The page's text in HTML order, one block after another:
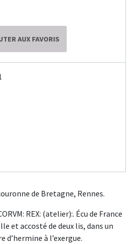
AUX FAVORIS
de Bretagne, Rennes.
REX: (atelier):. Écu de France
et accosté de deux lis, dans un
à l’exergue.